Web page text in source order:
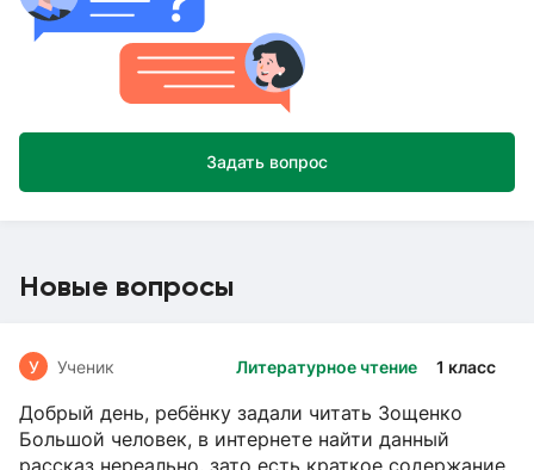
Задать вопрос
Новые вопросы
Литературное чтение 1 класс
У Ученик
Добрый день, ребёнку задали читать Зощенко
Большой человек, в интернете найти данный
рассказ нереально, зато есть краткое содержание